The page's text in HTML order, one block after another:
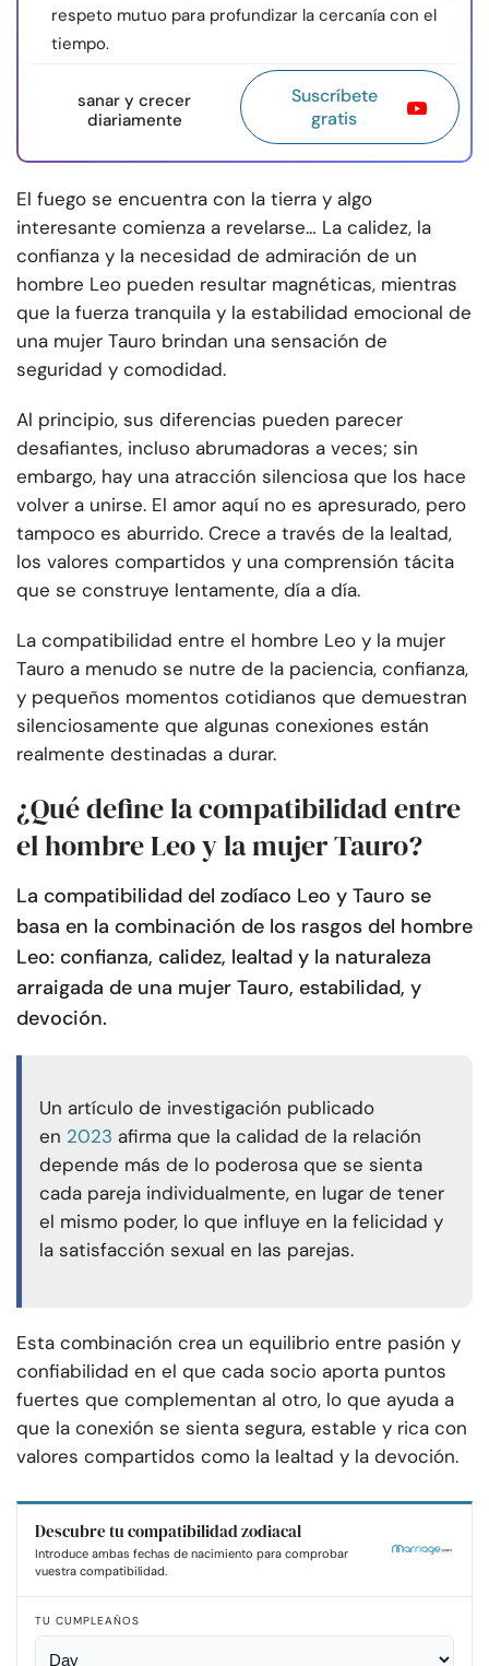
respeto mutuo para profundizar la cercanía con el
tiempo.
sanar y crecer
diariamente
Suscríbete
gratis
El fuego se encuentra con la tierra y algo
interesante comienza a revelarse… La calidez, la
confianza y la necesidad de admiración de un
hombre Leo pueden resultar magnéticas, mientras
que la fuerza tranquila y la estabilidad emocional de
una mujer Tauro brindan una sensación de
seguridad y comodidad.
Al principio, sus diferencias pueden parecer
desafiantes, incluso abrumadoras a veces; sin
embargo, hay una atracción silenciosa que los hace
volver a unirse. El amor aquí no es apresurado, pero
tampoco es aburrido. Crece a través de la lealtad,
los valores compartidos y una comprensión tácita
que se construye lentamente, día a día.
La compatibilidad entre el hombre Leo y la mujer
Tauro a menudo se nutre de la paciencia, confianza,
y pequeños momentos cotidianos que demuestran
silenciosamente que algunas conexiones están
realmente destinadas a durar.
¿Qué define la compatibilidad entre
el hombre Leo y la mujer Tauro?
La compatibilidad del zodíaco Leo y Tauro se
basa en la combinación de los rasgos del hombre
Leo: confianza, calidez, lealtad y la naturaleza
arraigada de una mujer Tauro, estabilidad, y
devoción.
Un artículo de investigación publicado
en 2023 afirma que la calidad de la relación
depende más de lo poderosa que se sienta
cada pareja individualmente, en lugar de tener
el mismo poder, lo que influye en la felicidad y
la satisfacción sexual en las parejas.
Esta combinación crea un equilibrio entre pasión y
confiabilidad en el que cada socio aporta puntos
fuertes que complementan al otro, lo que ayuda a
que la conexión se sienta segura, estable y rica con
valores compartidos como la lealtad y la devoción.
Descubre tu compatibilidad zodiacal
Introduce ambas fechas de nacimiento para comprobar
vuestra compatibilidad.
TU CUMPLEAÑOS